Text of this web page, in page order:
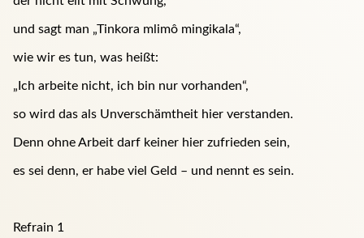
und sagt man „Tinkora mlimô mingikala“,
wie wir es tun, was heißt:
„Ich arbeite nicht, ich bin nur vorhanden“,
so wird das als Unverschämtheit hier verstanden.
Denn ohne Arbeit darf keiner hier zufrieden sein,
es sei denn, er habe viel Geld – und nennt es sein.
Refrain 1